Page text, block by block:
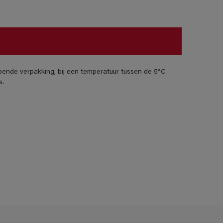
verpakking, bij een temperatuur tussen de 5°C